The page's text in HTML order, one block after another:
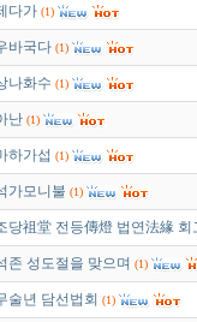
다가 (1)
바국다 (1)
나화수 (1)
난 (1)
하가섭 (1)
가모니불 (1)
당祖堂 전등傳燈 법연法緣 회
존 성도절을 맞으며 (1)
술년 담선법회 (1)